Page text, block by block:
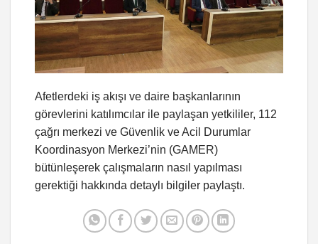
Afetlerdeki iş akışı ve daire başkanlarının
görevlerini katılımcılar ile paylaşan yetkililer, 112
çağrı merkezi ve Güvenlik ve Acil Durumlar
Koordinasyon Merkezi’nin (GAMER)
bütünleşerek çalışmaların nasıl yapılması
gerektiği hakkında detaylı bilgiler paylaştı.